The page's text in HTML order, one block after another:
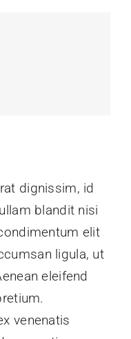
dignissim, id
blandit nisi
elit
ligula, ut
eleifend
venenatis